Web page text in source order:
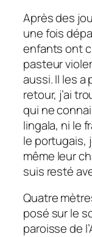
Après des
une fois
enfants ont
pasteur
aussi. Il les a
retour, j’ai
qui ne
lingala, ni le
le portugais,
même leur
suis resté
Quatre
posé sur le
paroisse de